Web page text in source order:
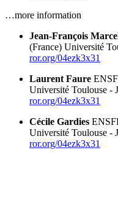
…more information
Jean-François
(France) Université
ror.org/04ezk3x31
Laurent Faure
Université Toulouse -
ror.org/04ezk3x31
Cécile Gardies
Université Toulouse -
ror.org/04ezk3x31